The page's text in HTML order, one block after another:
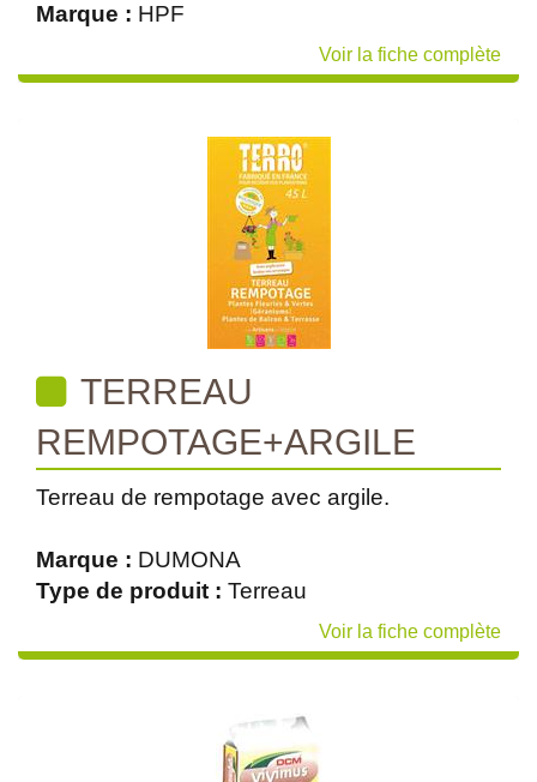
Marque : HPF
Voir la fiche complète
TERREAU
REMPOTAGE+ARGILE
Terreau de rempotage avec argile.
Marque : DUMONA
Type de produit : Terreau
Voir la fiche complète